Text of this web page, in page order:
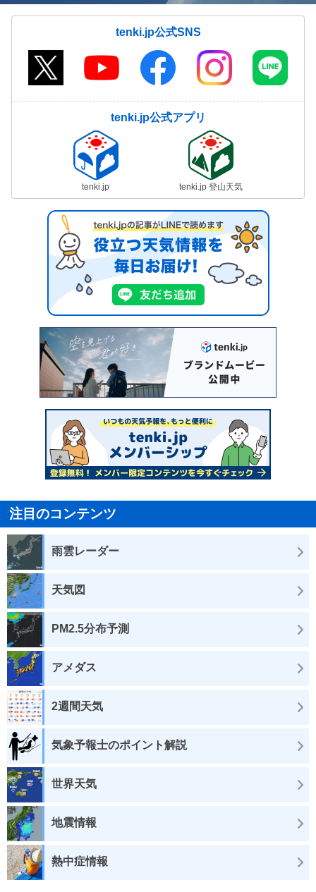
tenki.jp公式SNS
tenki.jp公式アプリ
tenki.jp tenki.jp 登山天気
注目のコンテンツ
雨雲レーダー
天気図
PM2.5分布予測
アメダス
2週間天気
気象予報士のポイント解説
世界天気
地震情報
熱中症情報